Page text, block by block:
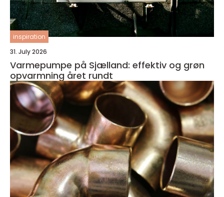
inspiration
31. July 2026
Varmepumpe på Sjælland: effektiv og grøn
opvarmning året rundt